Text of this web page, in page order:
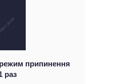
припинення
раз